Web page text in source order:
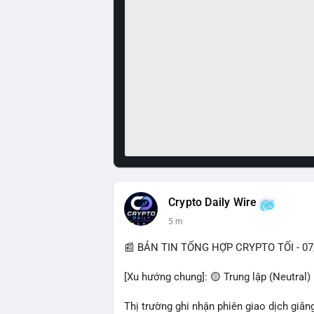
Crypto Daily Wire
5 m
📰 BẢN TIN TỔNG HỢP CRYPTO TỐI -
[Xu hướng chung]: 🟡 Trung lập (Neutral)
Thị trường ghi nhận phiên giao dịch